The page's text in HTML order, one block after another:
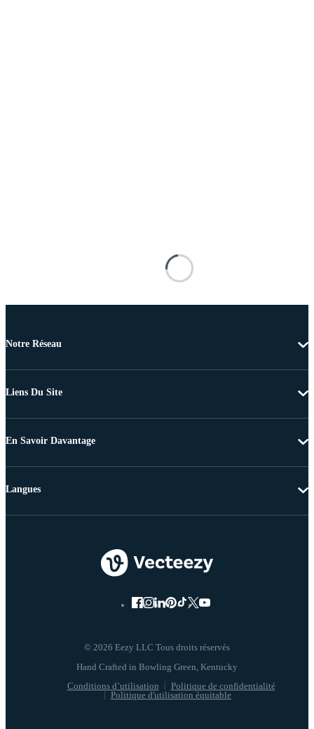
Notre Réseau
Liens Du Site
En Savoir Davantage
© 2026 Eezy LLC Tous droits réservés
Conditions d’utilisation
Politique de confidentialité
Politique d'utilisation équitable
Langues